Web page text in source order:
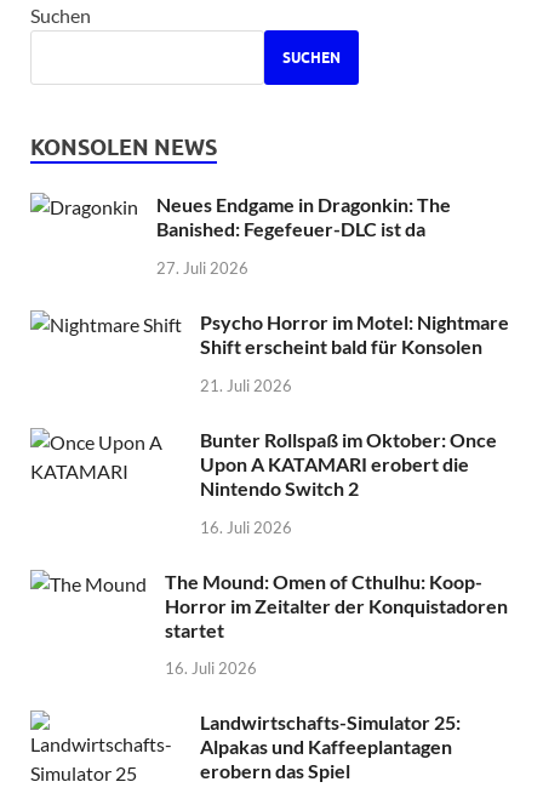
Suchen
SUCHEN
KONSOLEN NEWS
Neues Endgame in Dragonkin: The
Banished: Fegefeuer-DLC ist da
27. Juli 2026
Psycho Horror im Motel: Nightmare
Shift erscheint bald für Konsolen
21. Juli 2026
Bunter Rollspaß im Oktober: Once
Upon A KATAMARI erobert die
Nintendo Switch 2
16. Juli 2026
The Mound: Omen of Cthulhu: Koop-
Horror im Zeitalter der Konquistadoren
startet
16. Juli 2026
Landwirtschafts-Simulator 25:
Alpakas und Kaffeeplantagen
erobern das Spiel